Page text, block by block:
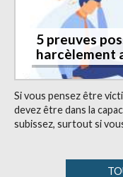
5 preuves
harcèlement
Si vous pensez être
devez être dans la
subissez, surtout si